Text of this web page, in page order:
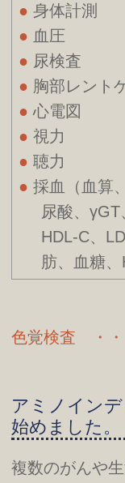
身体計測
血圧
尿検査
胸部レント
心電図
視力
聴力
採血（血算
尿酸、γGT
HDL-C、
肪、血糖、
色覚検査 ・・
アミノイン
始めました。
複数のがんや